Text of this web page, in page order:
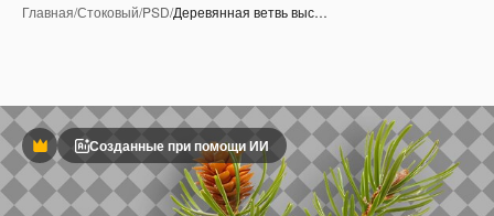
Главная/Стоковый/PSD/Деревянная ветвь выс…
ПремиумСозданные при помощи ИИ